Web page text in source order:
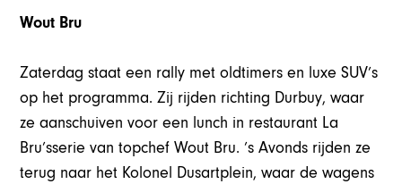
Wout Bru
Zaterdag staat een rally met oldtimers en luxe SUV’s
op het programma. Zij rijden richting Durbuy, waar
ze aanschuiven voor een lunch in restaurant La
Bru’sserie van topchef Wout Bru. ’s Avonds rijden ze
terug naar het Kolonel Dusartplein, waar de wagens